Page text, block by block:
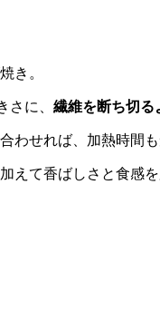
き。
さに、 繊維を断ち切る
わせれば、加熱時間
えて香ばしさと食感を